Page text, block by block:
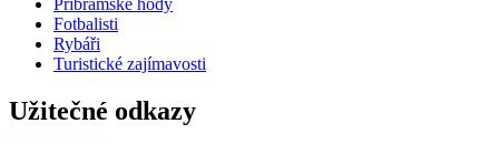
Příbramské hody
Fotbalisti
Rybáři
Turistické zajímavosti
Užitečné odkazy